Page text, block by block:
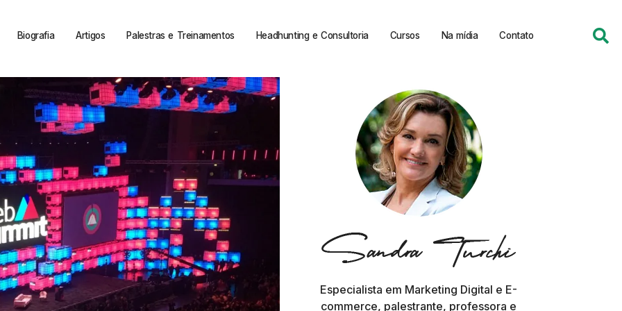
Biografia Artigos Palestras e Treinamentos Headhunting e Consultoria Cursos Na mídia Contato
Especialista em Marketing Digital e E-
commerce, palestrante, professora e